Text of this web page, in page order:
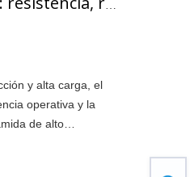
y alta carga, el
operativa y la
de alto
exclusivo